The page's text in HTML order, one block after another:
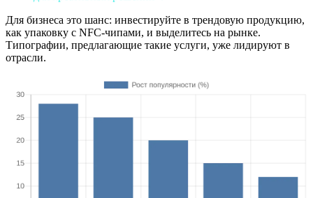
Для бизнеса это шанс: инвестируйте в трендовую продукцию,
как упаковку с NFC-чипами, и выделитесь на рынке.
Типографии, предлагающие такие услуги, уже лидируют в
отрасли.